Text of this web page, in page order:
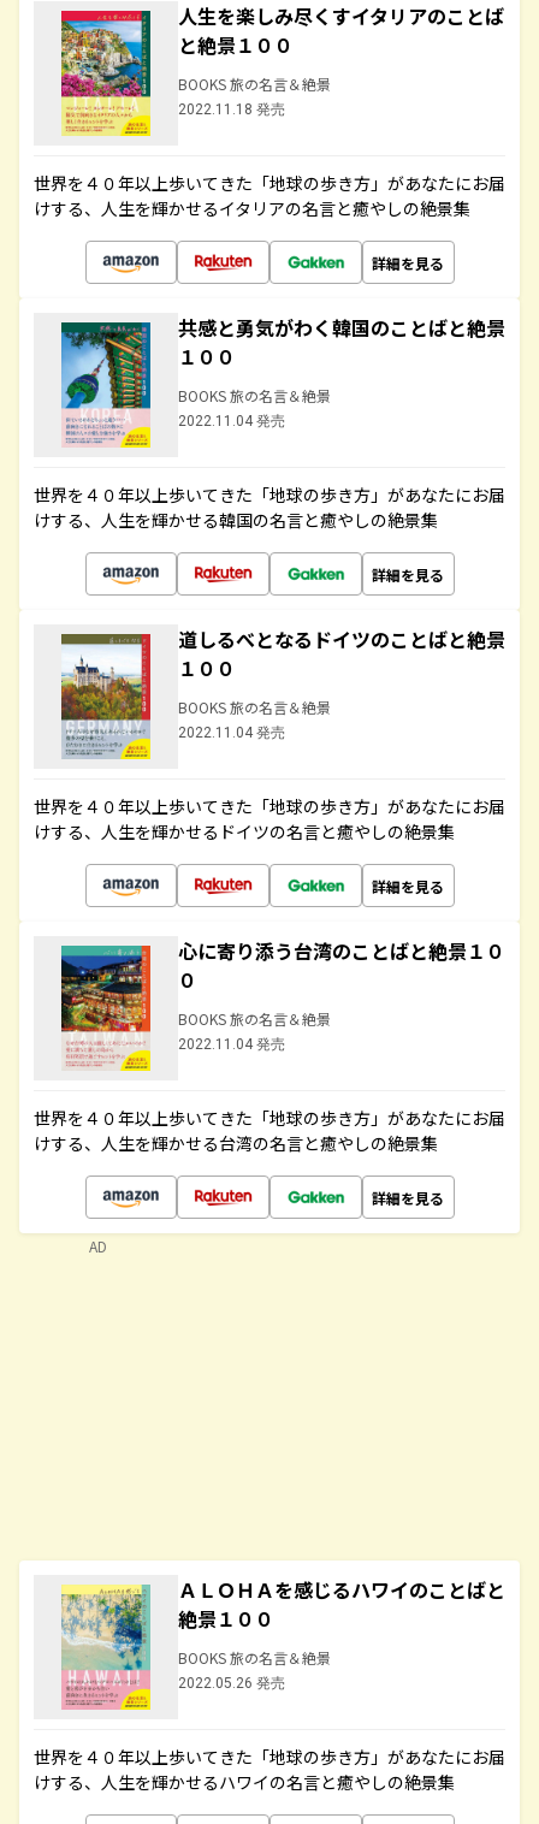
人生を楽しみ尽くすイタリアのことば
と絶景１００
BOOKS 旅の名言＆絶景
2022.11.18 発売
世界を４０年以上歩いてきた「地球の歩き方」があなたにお届
けする、人生を輝かせるイタリアの名言と癒やしの絶景集
詳細を見る
共感と勇気がわく韓国のことばと絶景
１００
BOOKS 旅の名言＆絶景
2022.11.04 発売
世界を４０年以上歩いてきた「地球の歩き方」があなたにお届
けする、人生を輝かせる韓国の名言と癒やしの絶景集
詳細を見る
道しるべとなるドイツのことばと絶景
１００
BOOKS 旅の名言＆絶景
2022.11.04 発売
世界を４０年以上歩いてきた「地球の歩き方」があなたにお届
けする、人生を輝かせるドイツの名言と癒やしの絶景集
詳細を見る
心に寄り添う台湾のことばと絶景１０
０
BOOKS 旅の名言＆絶景
2022.11.04 発売
世界を４０年以上歩いてきた「地球の歩き方」があなたにお届
けする、人生を輝かせる台湾の名言と癒やしの絶景集
詳細を見る
ＡＬＯＨＡを感じるハワイのことばと
絶景１００
BOOKS 旅の名言＆絶景
2022.05.26 発売
世界を４０年以上歩いてきた「地球の歩き方」があなたにお届
けする、人生を輝かせるハワイの名言と癒やしの絶景集
AD